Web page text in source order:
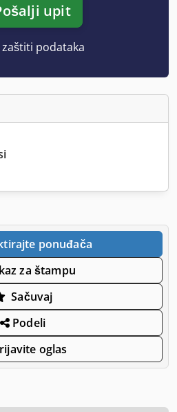
upit
zaštiti podataka
ponuđača
za štampu
Sačuvaj
Podeli
oglas